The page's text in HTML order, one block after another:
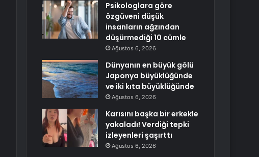
Psikologlara göre
özgüveni düşük
insanların ağzından
düşürmediği 10 cümle
Ağustos 6, 2026
Dünyanın en büyük gölü
Japonya büyüklüğünde
ve iki kıta büyüklüğünde
Ağustos 6, 2026
Karısını başka bir erkekle
yakaladı! Verdiği tepki
izleyenleri şaşırttı
Ağustos 6, 2026